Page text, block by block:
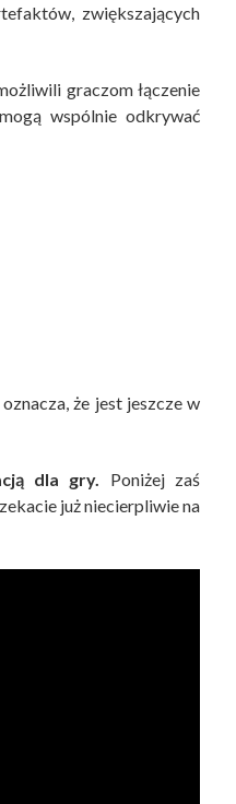
zwiększających
graczom łączenie
wspólnie odkrywać
że jest jeszcze w
dla gry.
Poniżej zaś
już niecierpliwie na